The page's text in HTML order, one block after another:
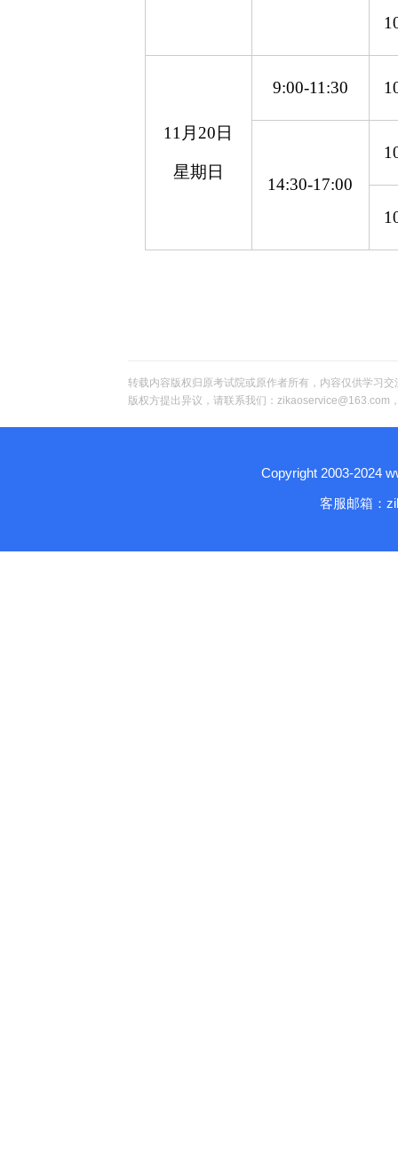
11月 20 日
星期日
9:00-11:30
14:30-17:00
转载内容版权归原考试院或原作者所有，内容仅供学习
版权方提出异议，请联系我们：zikaoservice@163.com
Copyright 2003-2024
客服邮箱：